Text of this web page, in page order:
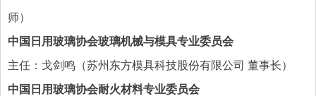
师）
中国日用玻璃协会玻璃机械与模具专业委员会
主任：戈剑鸣（苏州东方模具科技股份有限公司 董事长）
中国日用玻璃协会耐火材料专业委员会